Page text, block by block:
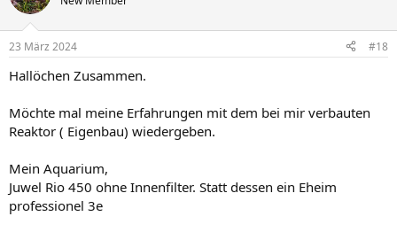
23 März 2024 #18
Hallöchen Zusammen.
Möchte mal meine Erfahrungen mit dem bei mir verbauten
Reaktor ( Eigenbau) wiedergeben.
Mein Aquarium,
Juwel Rio 450 ohne Innenfilter. Statt dessen ein Eheim
professionel 3e